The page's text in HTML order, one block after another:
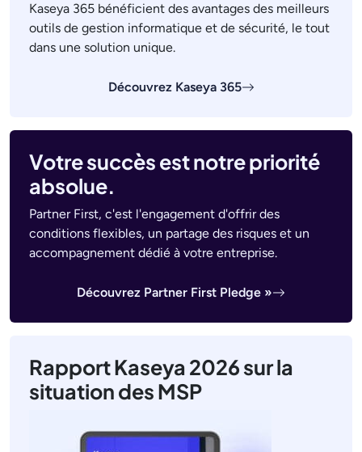
Kaseya 365 bénéficient des avantages des meilleurs
outils de gestion informatique et de sécurité, le tout
dans une solution unique.
Découvrez Kaseya 365
Votre succès est notre priorité
absolue.
Partner First, c'est l'engagement d'offrir des
conditions flexibles, un partage des risques et un
accompagnement dédié à votre entreprise.
Découvrez Partner First Pledge »
Rapport Kaseya 2026 sur la
situation des MSP